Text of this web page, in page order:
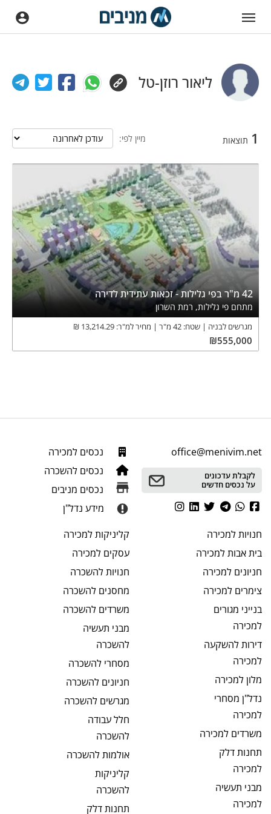
ליאור רוזן-טל
1 תוצאות מיין לפי:
42 מ"ר בפי גלילות - זכאות עתידית לדירה
מתחם פי גלילות, רמת השרון
מגרשים לבניה שטח: 42 מ"ר מחיר למ"ר: 13,214.29
₪
₪555,000
office@menivim.net
לקבלת עדכונים
על נכסים חדשים
נכסים למכירה
נכסים להשכרה
נכסים מניבים
מידע נדל"ן
חנויותלמכירה
בית אבותלמכירה
חניונים למכירה
צימרים למכירה
בנייני מגורים
למכירה
דירות להשקעה
למכירה
מלון למכירה
נדל"ן מסחרי
למכירה
משרדים למכירה
תחנות דלק
למכירה
מבני תעשיה
למכירה
קליניקותלמכירה
עסקים למכירה
חנויותלהשכרה
מחסנים להשכרה
משרדים להשכרה
מבני תעשיה
להשכרה
מסחרי להשכרה
חניונים להשכרה
מגרשים להשכרה
חלל עבודה
להשכרה
אולמותלהשכרה
קליניקות
להשכרה
תחנות דלק